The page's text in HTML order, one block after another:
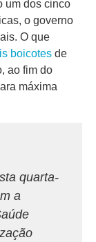
um dos cinco
o governo
O que
boicotes de
ao fim do
máxima
quarta-
a